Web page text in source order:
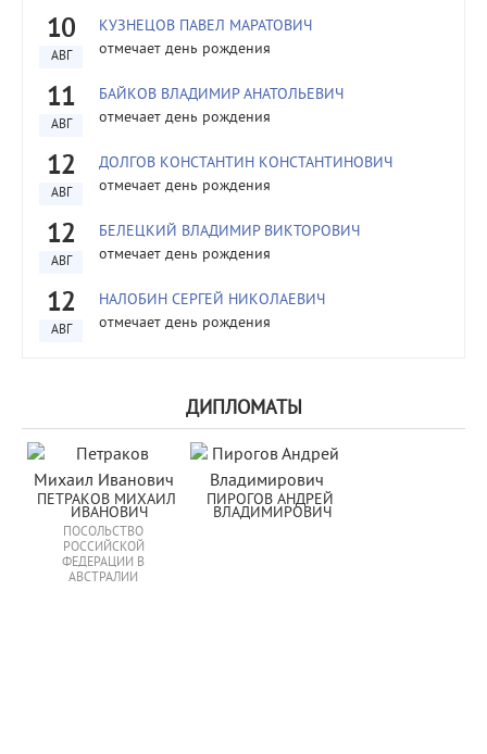
10
АВГ
КУЗНЕЦОВ ПАВЕЛ МАРАТОВИЧ
отмечает день рождения
11
АВГ
БАЙКОВ ВЛАДИМИР АНАТОЛЬЕВИЧ
отмечает день рождения
12
АВГ
ДОЛГОВ КОНСТАНТИН КОНСТАНТИНОВИЧ
отмечает день рождения
12
АВГ
БЕЛЕЦКИЙ ВЛАДИМИР ВИКТОРОВИЧ
отмечает день рождения
12
АВГ
НАЛОБИН СЕРГЕЙ НИКОЛАЕВИЧ
отмечает день рождения
ДИПЛОМАТЫ
ПЕТРАКОВ МИХАИЛ
ИВАНОВИЧ
ПОСОЛЬСТВО
РОССИЙСКОЙ
ФЕДЕРАЦИИ В
АВСТРАЛИИ
ПИРОГОВ АНДРЕЙ
ВЛАДИМИРОВИЧ